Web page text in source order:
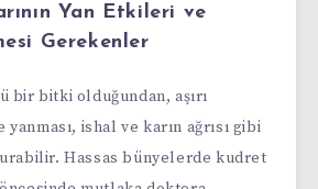
Yan Etkileri ve
Gerekenler
bir bitki olduğundan, aşırı
ishal ve karın ağrısı gibi
Hassas bünyelerde kudret